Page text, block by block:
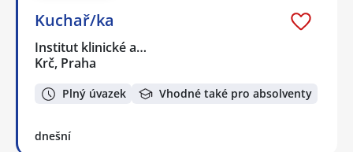
Kuchař/ka
Institut klinické a…
Krč, Praha
Plný úvazek Vhodné také pro absolventy
dnešní